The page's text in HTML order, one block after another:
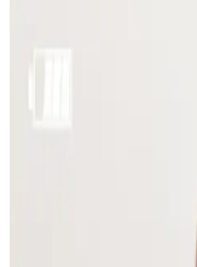
Sülfür sabunu, özellikle
tedavi seçeneği olarak
önerileri ile cilt sağlığı
Emface Cilt
Sağlığı Üzerine
Emface tedavisi yüz
ciltte hızlı yaşlanma
yaşlanma ve yaşam